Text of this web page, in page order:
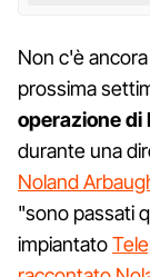
Non c'è
prossima
operazione di
durante una
Noland
"sono passati
impiantato